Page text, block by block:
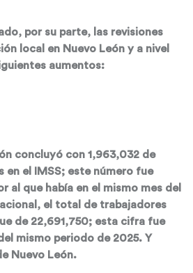
por su parte, las revisiones
local en Nuevo León y a nivel
aumentos:
concluyó con 1,963,032 de
en el IMSS; este número fue
al que había en el mismo mes del
el total de trabajadores
de 22,691,750; esta cifra fue
mismo periodo de 2025. Y
Nuevo León.